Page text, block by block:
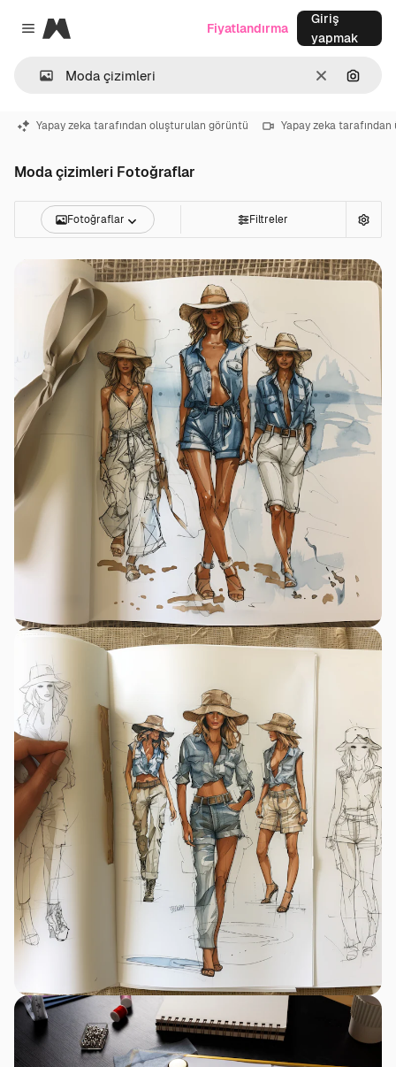
Close menu
Magnific
Temizlemek
Fiyatlandırma
Giriş
yapmak
Yapay zeka tarafından oluşturulan görüntü Yapay zeka
Moda çizimleri Fotoğraflar
Fotoğraflar Filtreler